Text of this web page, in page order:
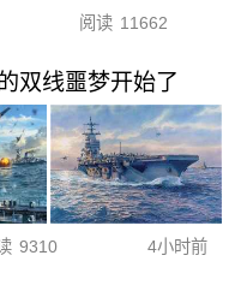
阅读 11662
双线噩梦开始了
9310 4小时前